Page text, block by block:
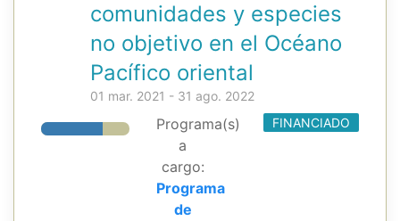
comunidades y especies
no objetivo en el Océano
Pacífico oriental
01 mar. 2021 - 31 ago. 2022
Programa(s)
a
cargo:
Programa
de
FINANCIADO